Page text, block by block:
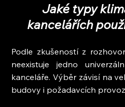
Jaké typy
kancelářích
Podle zkušeností z
neexistuje jedno
kanceláře. Výběr závisí na
budovy i požadavcích